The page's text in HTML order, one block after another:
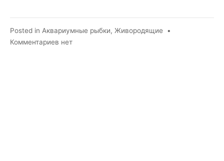
Posted in Аквариумные рыбки, Живородящие •
Комментариев кнет